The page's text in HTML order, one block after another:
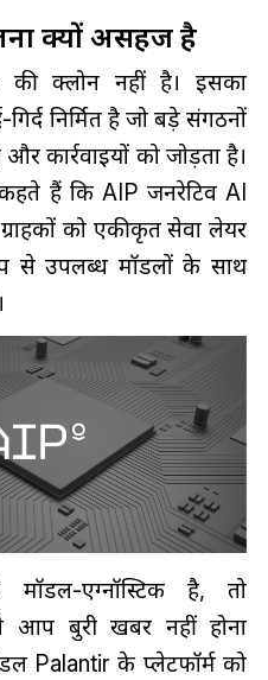
क्यों असहज है
की क्लोन नहीं है। इसका
निर्मित है जो बड़े संगठनों
कार्रवाइयों को जोड़ता है।
हैं कि AIP जनरेटिव AI
को एकीकृत सेवा लेयर
से उपलब्ध मॉडलों के साथ
एग्नॉस्टिक है, तो
बुरी खबर नहीं होना
Palantir के प्लेटफॉर्म को